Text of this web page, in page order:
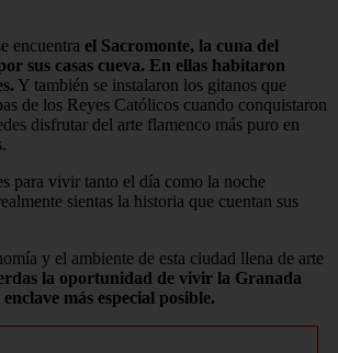
encuentra el Sacromonte, la cuna del
sus casas cueva. En ellas habitaron
Y también se instalaron los gitanos que
de los Reyes Católicos cuando conquistaron
disfrutar del arte flamenco más puro en
para vivir tanto el día como la noche
sientas la historia que cuentan sus
y el ambiente de esta ciudad llena de arte
la oportunidad de vivir la Granada
más especial posible.